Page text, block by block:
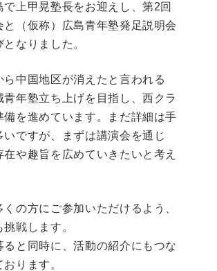
で上甲晃塾長をお迎えし、第2回
と（仮称）広島青年塾発足説明会
なりました。
ら中国地区が消えたと言われる
青年塾立ち上げを目指し、西クラ
備を進めています。まだ詳細は手
いですが、まずは講演会を通じ
や趣旨を広めていきたいと考え
の方にご参加いただけるよう、
戦します。
ると同時に、活動の紹介にもつな
ります。